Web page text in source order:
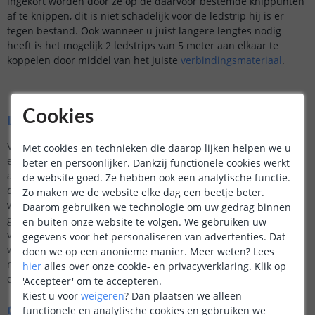
af te knippen, dit is niet schadelijk voor de ledstrip hij is er
tegen bestand. Ook wanneer u juist langere lengtes nodig
heeft is het mogelijk 2 ledstrips van 5 meter aan elkaar te
koppelen door middel van het juiste verbindingsmateriaal.
Ledstrips 3000K voor buiten
Voor vochtige ruimtes en voor gebruik buitenshuis hebben we
een oplossing. De 3000K led strips worden namelijk ook
aangeboden met een IP65/67 beschermingsgraad, dit houdt in
dat ze beschermd zijn tegen vocht (IP65) of zelfs volledig
waterbestendig zijn (IP67). Wenst u een ledstrip buiten te
gebruiken maar moet de strip wat ingekort worden? Ga dan
voor een IP67 ledstrip zodat u de ingekorte ledstrip weer
waterdicht af kunt sluiten, u ontvangt bij een IP67 ledstrip
namelijk altijd een accessoire setje speciaal hiervoor. We
denken graag met u mee!
COB of SMD ledstrip
Cookies
Met cookies en technieken die daarop lijken helpen we u
beter en persoonlijker. Dankzij functionele cookies werkt
de website goed. Ze hebben ook een analytische functie.
Zo maken we de website elke dag een beetje beter.
Daarom gebruiken we technologie om uw gedrag binnen
en buiten onze website te volgen. We gebruiken uw
gegevens voor het personaliseren van advertenties. Dat
doen we op een anonieme manier. Meer weten? Lees
hier alles over onze cookie- en privacyverklaring. Klik op
'Accepteer' om te accepteren.
Kiest u voor weigeren? Dan plaatsen we alleen
functionele en analytische cookies en gebruiken we